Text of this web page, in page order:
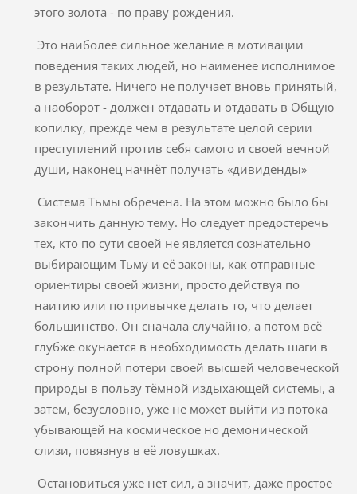
этого золота - по праву рождения.
Это наиболее сильное желание в мотивации
поведения таких людей, но наименее исполнимое
в результате. Ничего не получает вновь принятый,
а наоборот - должен отдавать и отдавать в Общую
копилку, прежде чем в результате целой серии
преступлений против себя самого и своей вечной
души, наконец начнёт получать «дивиденды»
Система Тьмы обречена. На этом можно было бы
закончить данную тему. Но следует предостеречь
тех, кто по сути своей не является сознательно
выбирающим Тьму и её законы, как отправные
ориентиры своей жизни, просто действуя по
наитию или по привычке делать то, что делает
большинство. Он сначала случайно, а потом всё
глубже окунается в необходимость делать шаги в
строну полной потери своей высшей человеческой
природы в пользу тёмной издыхающей системы, а
затем, безусловно, уже не может выйти из потока
убывающей на космическое но демонической
слизи, повязнув в её ловушках.
Остановиться уже нет сил, а значит, даже простое